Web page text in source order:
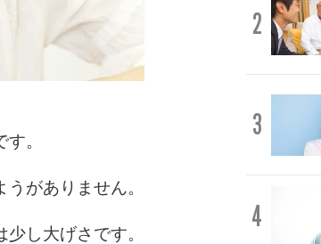
。
がありません。
し大げさです。
2
3
4